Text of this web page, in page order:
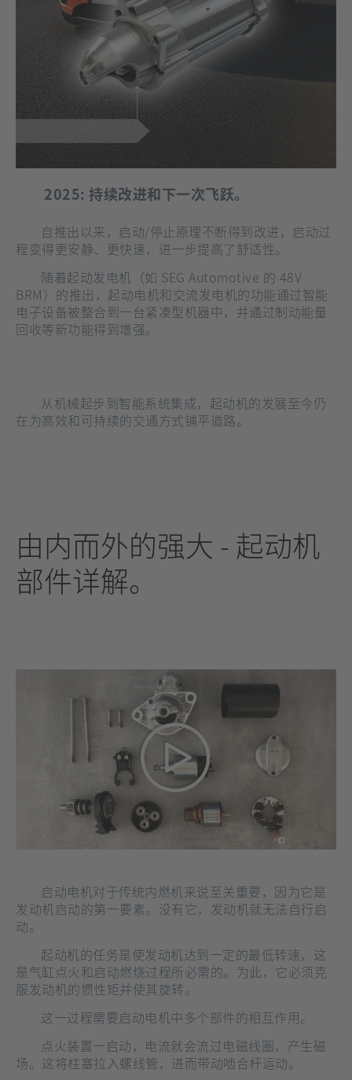
2025: 持续改进和下一次飞跃。
自推出以来，启动/停止原理不断得到改进，启动过
程变得更安静、更快速，进一步提高了舒适性。
随着起动发电机（如 SEG Automotive 的 48V
BRM）的推出，起动电机和交流发电机的功能通过智能
电子设备被整合到一台紧凑型机器中，并通过制动能量
回收等新功能得到增强。
从机械起步到智能系统集成，起动机的发展至今仍
在为高效和可持续的交通方式铺平道路。
由内而外的强大 - 起动机
部件详解。
启动电机对于传统内燃机来说至关重要，因为它是
发动机启动的第一要素。没有它，发动机就无法自行启
动。
起动机的任务是使发动机达到一定的最低转速，这
是气缸点火和启动燃烧过程所必需的。为此，它必须克
服发动机的惯性矩并使其旋转。
这一过程需要启动电机中多个部件的相互作用。
点火装置一启动，电流就会流过电磁线圈，产生磁
场。这将柱塞拉入螺线管，进而带动啮合杆运动。